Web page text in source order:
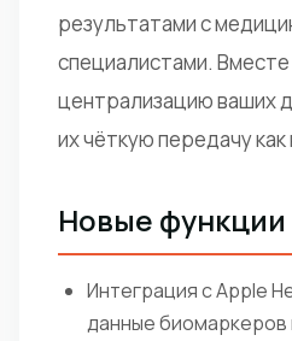
результатами с
специалистами.
централизацию ваших
их чёткую передачу
Новые функции
Интеграция с Apple
данные биомаркеров